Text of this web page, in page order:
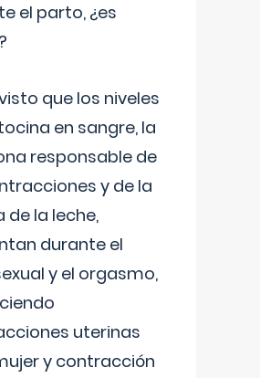
el parto, ¿es
que los niveles
en sangre, la
responsable de
y de la
de la leche,
durante el
y el orgasmo,
uterinas
y contracción